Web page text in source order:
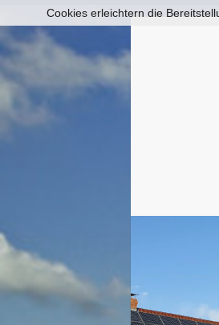
Cookies erleichtern die